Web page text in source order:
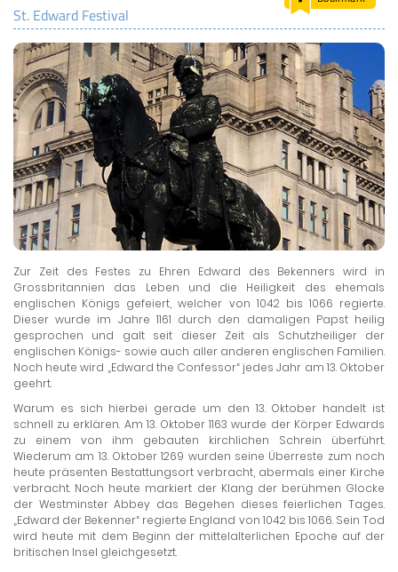
LERNCENTER
ENGLISCH
ENGLAND ZUHAUSE
BRITISH SHOP
St. Edward Festival
Zur Zeit des Festes zu Ehren Edward des Bekenners wird in
Grossbritannien das Leben und die Heiligkeit des ehemals
englischen Königs gefeiert, welcher von 1042 bis 1066 regierte.
Dieser wurde im Jahre 1161 durch den damaligen Papst heilig
gesprochen und galt seit dieser Zeit als Schutzheiliger der
englischen Königs- sowie auch aller anderen englischen Familien.
Noch heute wird „Edward the Confessor“ jedes Jahr am 13. Oktober
geehrt.
Warum es sich hierbei gerade um den 13. Oktober handelt ist
schnell zu erklären. Am 13. Oktober 1163 wurde der Körper Edwards
zu einem von ihm gebauten kirchlichen Schrein überführt.
Wiederum am 13. Oktober 1269 wurden seine Überreste zum noch
heute präsenten Bestattungsort verbracht, abermals einer Kirche
verbracht. Noch heute markiert der Klang der berühmen Glocke
der Westminster Abbey das Begehen dieses feierlichen Tages.
„Edward der Bekenner“ regierte England von 1042 bis 1066. Sein Tod
wird heute mit dem Beginn der mittelalterlichen Epoche auf der
britischen Insel gleichgesetzt.